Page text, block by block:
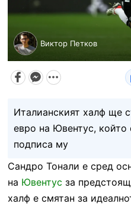
Виктор Петков
Италианският халф ще
евро на Ювентус, който
подписа му
Сандро Тонали е сред
на Ювентус за
халф е смятан за